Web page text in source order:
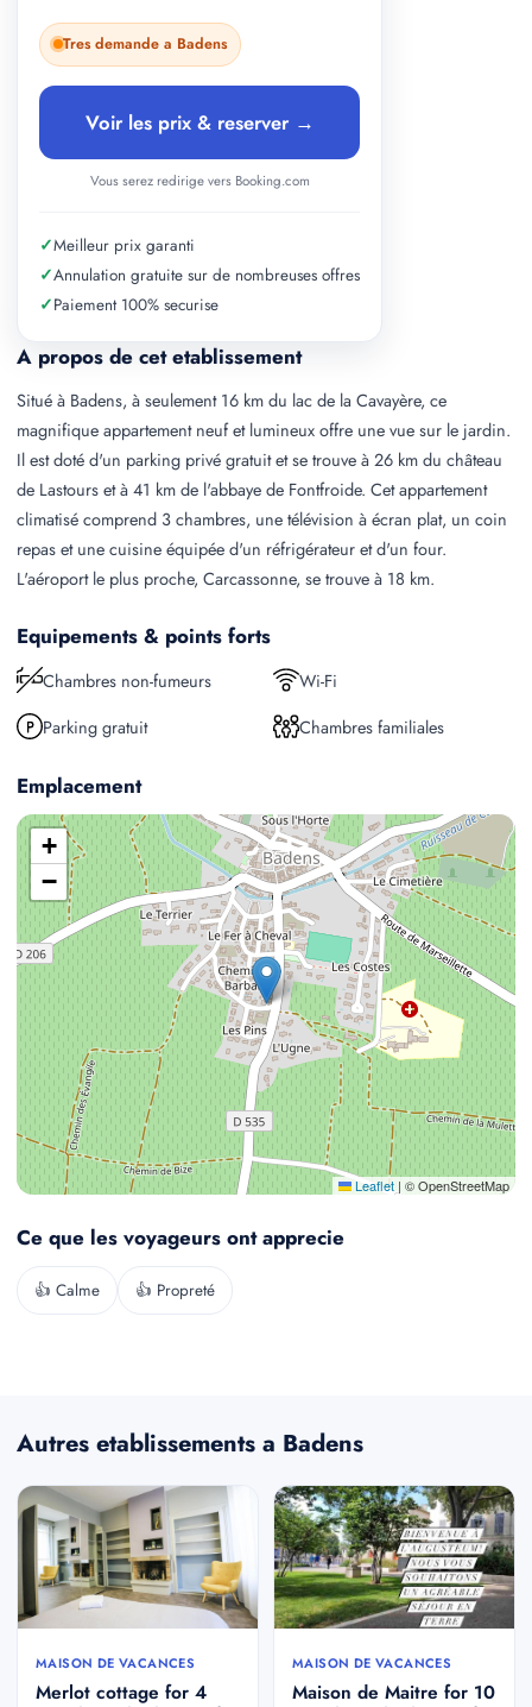
A propos de cet etablissement
Situé à Badens, à seulement 16 km du lac de la Cavayère, ce
magnifique appartement neuf et lumineux offre une vue sur le jardin.
Il est doté d'un parking privé gratuit et se trouve à 26 km du château
de Lastours et à 41 km de l'abbaye de Fontfroide. Cet appartement
climatisé comprend 3 chambres, une télévision à écran plat, un coin
repas et une cuisine équipée d'un réfrigérateur et d'un four.
L'aéroport le plus proche, Carcassonne, se trouve à 18 km.
Equipements & points forts
Chambres non-fumeurs
Wi-Fi
Parking gratuit
Chambres familiales
Emplacement
+
−
Leaflet | © OpenStreetMap
Ce que les voyageurs ont apprecie
👍 Calme 👍 Propreté
Tres demande a Badens
Voir les prix & reserver →
Vous serez redirige vers Booking.com
✓Meilleur prix garanti
✓Annulation gratuite sur de nombreuses offres
✓Paiement 100% securise
Autres etablissements a Badens
MAISON DE VACANCES
Merlot cottage for 4
MAISON DE VACANCES
Maison de Maitre for 10